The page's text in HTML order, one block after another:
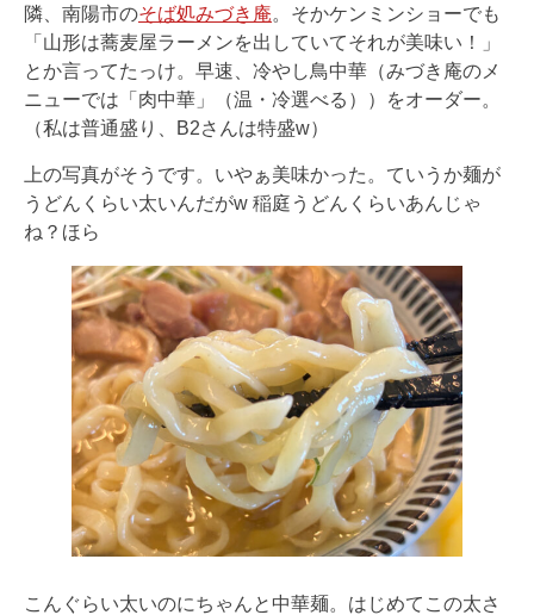
隣、南陽市のそば処みづき庵。そかケンミンショーでも
「山形は蕎麦屋ラーメンを出していてそれが美味い！」
とか言ってたっけ。早速、冷やし鳥中華（みづき庵のメ
ニューでは「肉中華」（温・冷選べる））をオーダー。
（私は普通盛り、B2さんは特盛w）
上の写真がそうです。いやぁ美味かった。ていうか麺が
うどんくらい太いんだがw 稲庭うどんくらいあんじゃ
ね？ほら
こんぐらい太いのにちゃんと中華麺。はじめてこの太さ